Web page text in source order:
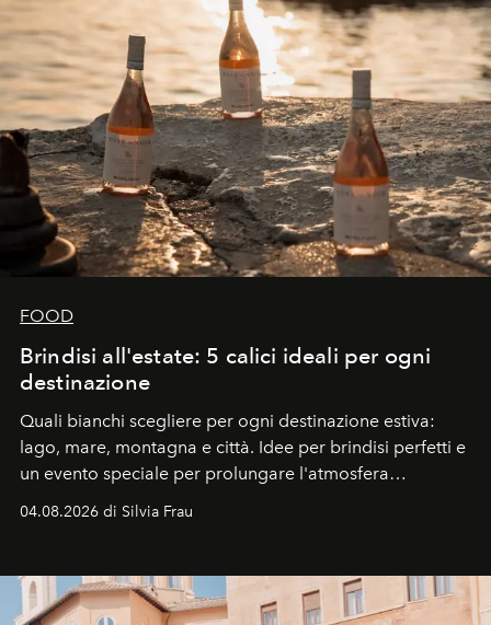
FOOD
Brindisi all'estate: 5 calici ideali per ogni
destinazione
Quali bianchi scegliere per ogni destinazione estiva:
lago, mare, montagna e città. Idee per brindisi perfetti e
un evento speciale per prolungare l'atmosfera
04.08.2026 di Silvia Frau